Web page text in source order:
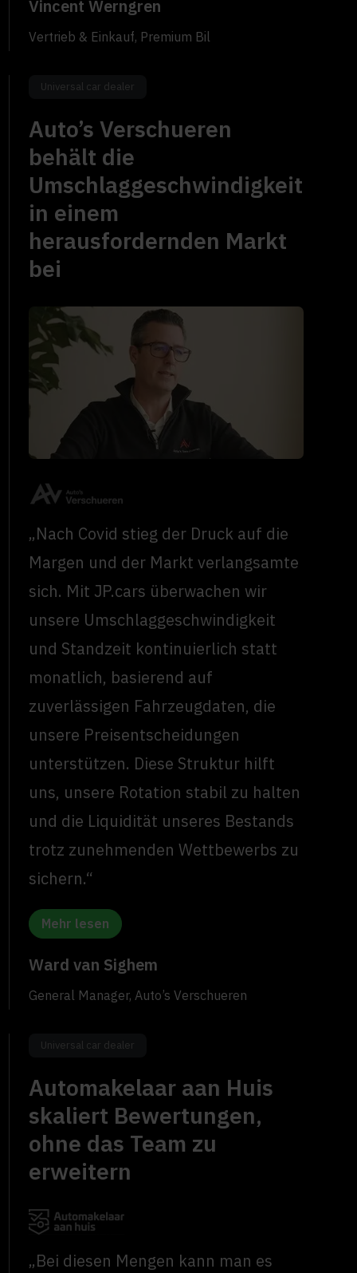
Vincent Werngren
Vertrieb & Einkauf, Premium Bil
Universal car dealer
Auto’s Verschueren
behält die
Umschlaggeschwindigkeit
in einem
herausfordernden Markt
bei
„Nach Covid stieg der Druck auf die
Margen und der Markt verlangsamte
sich. Mit JP.cars überwachen wir
unsere Umschlaggeschwindigkeit
und Standzeit kontinuierlich statt
monatlich, basierend auf
zuverlässigen Fahrzeugdaten, die
unsere Preisentscheidungen
unterstützen. Diese Struktur hilft
uns, unsere Rotation stabil zu halten
und die Liquidität unseres Bestands
trotz zunehmenden Wettbewerbs zu
sichern.“
Mehr lesen
Ward van Sighem
General Manager, Auto’s Verschueren
Universal car dealer
Automakelaar aan Huis
skaliert Bewertungen,
ohne das Team zu
erweitern
„Bei diesen Mengen kann man es